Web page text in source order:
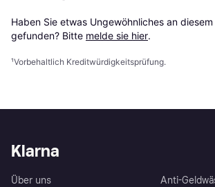
Haben Sie etwas Ungewöhnliches an
gefunden? Bitte melde sie hier.
¹Vorbehaltlich Kreditwürdigkeitsprüfung.
Klarna
Über uns
Anti-